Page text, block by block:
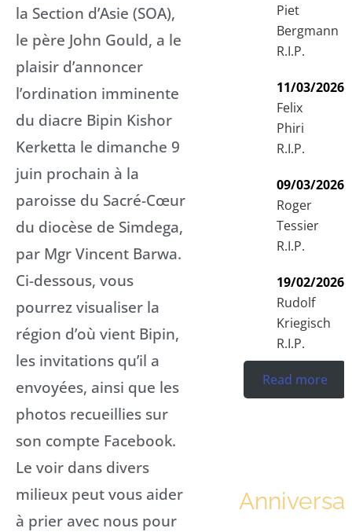
la Section d’Asie (SOA),
le père John Gould, a le
plaisir d’annoncer
l’ordination imminente
du diacre Bipin Kishor
Kerketta le dimanche 9
juin prochain à la
paroisse du Sacré-Cœur
du diocèse de Simdega,
par Mgr Vincent Barwa.
Ci-dessous, vous
pourrez visualiser la
région d’où vient Bipin,
les invitations qu’il a
envoyées, ainsi que les
photos recueillies sur
son compte Facebook.
Le voir dans divers
milieux peut vous aider
à prier avec nous pour
Piet
Bergmann
R.I.P.
11/03/2026
Felix
Phiri
R.I.P.
09/03/2026
Roger
Tessier
R.I.P.
19/02/2026
Rudolf
Kriegisch
R.I.P.
Read more